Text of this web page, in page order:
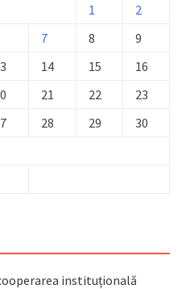
1
2
7 8
9
14 15
16
21 22
23
28 29
30
instituțională